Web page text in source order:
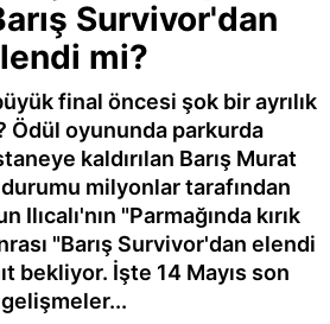
Survivor'dan
mi?
final öncesi şok bir ayrılık
Ödül oyununda parkurda
kaldırılan Barış Murat
durumu milyonlar tarafından
Ilıcalı'nın "Parmağında kırık
"Barış Survivor'dan elendi
bekliyor. İşte 14 Mayıs son
gelişmeler...